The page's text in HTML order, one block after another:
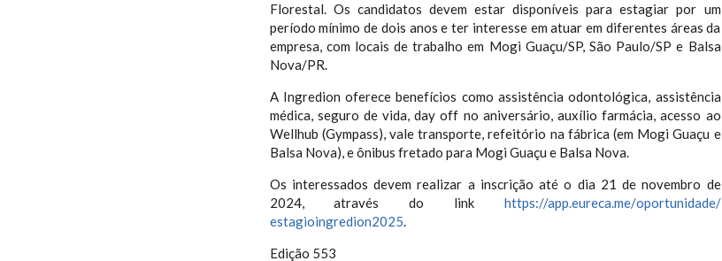
Florestal. Os candidatos devem estar disponíveis para estagiar por um
período mínimo de dois anos e ter interesse em atuar em diferentes áreas da
empresa, com locais de trabalho em Mogi Guaçu/SP, São Paulo/SP e Balsa
Nova/PR.
A Ingredion oferece benefícios como assistência odontológica, assistência
médica, seguro de vida, day off no aniversário, auxílio farmácia, acesso ao
Wellhub (Gympass), vale transporte, refeitório na fábrica (em Mogi Guaçu e
Balsa Nova), e ônibus fretado para Mogi Guaçu e Balsa Nova.
Os interessados devem realizar a inscrição até o dia 21 de novembro de
2024, através do link https://app.eureca.me/oportunidade/
estagioingredion2025.
Edição 553